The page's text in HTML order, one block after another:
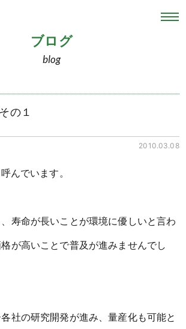
ブログ
blog
の１
2010.03.08
んでいます。
寿命が長いことが環境に優しいと言わ
が高いことで普及が進みませんでし
社の研究開発が進み、量産化も可能と